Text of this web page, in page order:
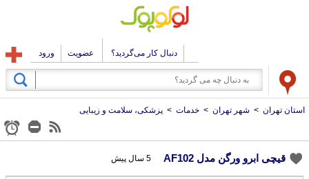
دنبال کار می‌گردید؟ عضویت ورود
استان تهران > شهر تهران > خدمات > پزشکی، سلامت و زیبایی
قیچی ابرو ورگن مدل AF102 5 سال پیش